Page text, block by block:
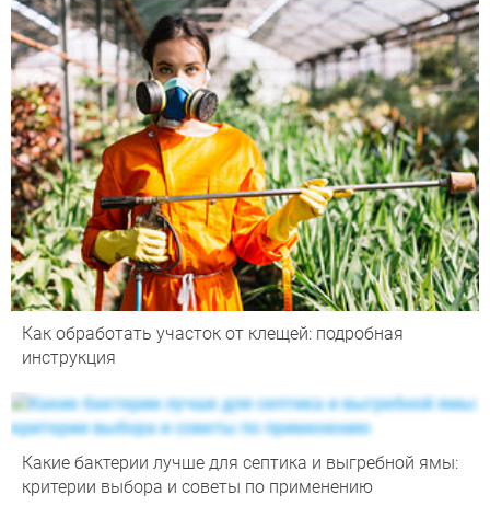
Как обработать участок от клещей: подробная
инструкция
Какие бактерии лучше для септика и выгребной ямы:
критерии выбора и советы по применению